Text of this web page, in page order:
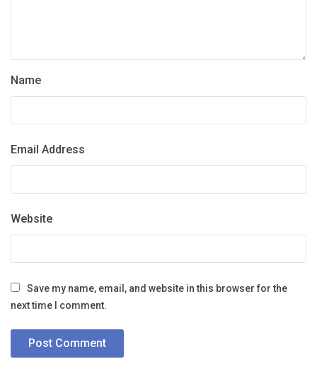
Name
Email Address
Website
Save my name, email, and website in this browser for the
next time I comment.